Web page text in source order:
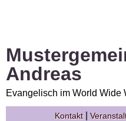
Andreas
Evangelisch im World Wide
Kontakt|